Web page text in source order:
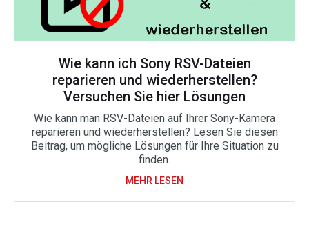
Wie kann ich Sony RSV-Dateien
reparieren und wiederherstellen?
Versuchen Sie hier Lösungen
Wie kann man RSV-Dateien auf Ihrer Sony-Kamera
reparieren und wiederherstellen? Lesen Sie diesen
Beitrag, um mögliche Lösungen für Ihre Situation zu
finden.
MEHR LESEN